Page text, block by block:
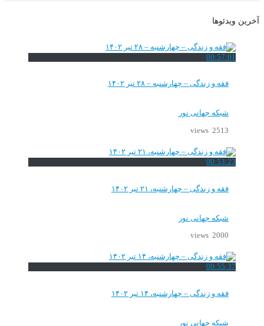
آخرین ویدئوها
00:57:01
فقه و زندگی – چهارشنبه – ۲۸ تیر ۱۴۰۲
شبکه جهانی نور
2513 views
00:53:23
فقه و زندگی – چهارشنبه، ۲۱ تیر ۱۴۰۲
شبکه جهانی نور
2000 views
00:55:37
فقه و زندگی – چهارشنبه، ۱۴ تیر ۱۴۰۲
شبکه جهانی نور